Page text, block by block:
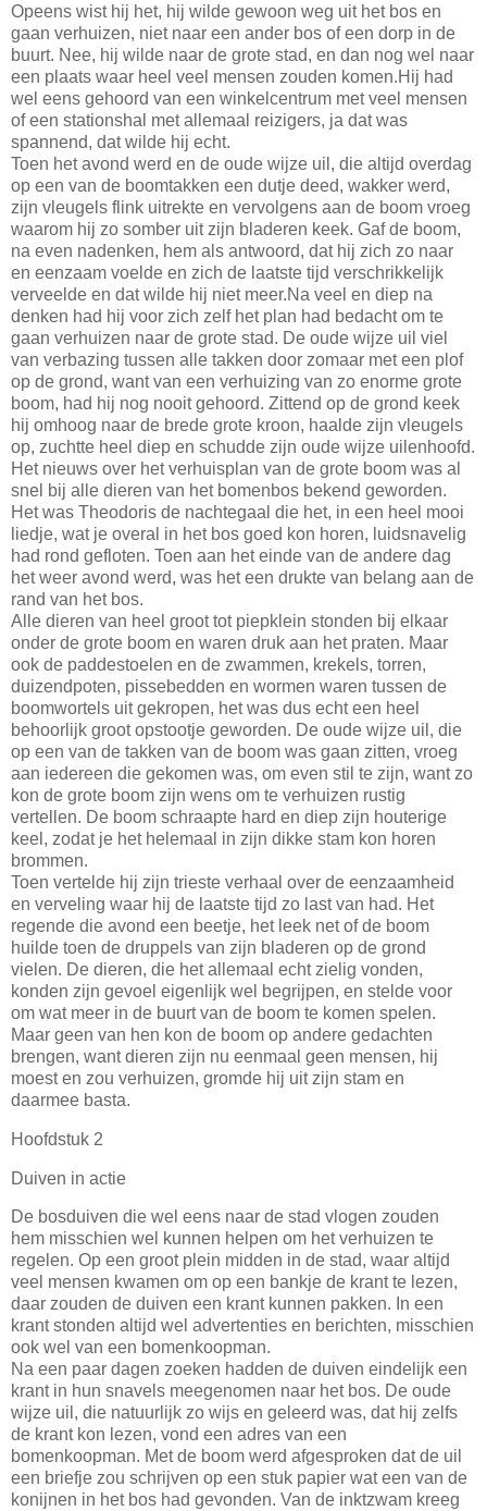
Opeens wist hij het, hij wilde gewoon weg uit het bos en
gaan verhuizen, niet naar een ander bos of een dorp in de
buurt. Nee, hij wilde naar de grote stad, en dan nog wel naar
een plaats waar heel veel mensen zouden komen.Hij had
wel eens gehoord van een winkelcentrum met veel mensen
of een stationshal met allemaal reizigers, ja dat was
spannend, dat wilde hij echt.
Toen het avond werd en de oude wijze uil, die altijd overdag
op een van de boomtakken een dutje deed, wakker werd,
zijn vleugels flink uitrekte en vervolgens aan de boom vroeg
waarom hij zo somber uit zijn bladeren keek. Gaf de boom,
na even nadenken, hem als antwoord, dat hij zich zo naar
en eenzaam voelde en zich de laatste tijd verschrikkelijk
verveelde en dat wilde hij niet meer.Na veel en diep na
denken had hij voor zich zelf het plan had bedacht om te
gaan verhuizen naar de grote stad. De oude wijze uil viel
van verbazing tussen alle takken door zomaar met een plof
op de grond, want van een verhuizing van zo enorme grote
boom, had hij nog nooit gehoord. Zittend op de grond keek
hij omhoog naar de brede grote kroon, haalde zijn vleugels
op, zuchtte heel diep en schudde zijn oude wijze uilenhoofd.
Het nieuws over het verhuisplan van de grote boom was al
snel bij alle dieren van het bomenbos bekend geworden.
Het was Theodoris de nachtegaal die het, in een heel mooi
liedje, wat je overal in het bos goed kon horen, luidsnavelig
had rond gefloten. Toen aan het einde van de andere dag
het weer avond werd, was het een drukte van belang aan de
rand van het bos.
Alle dieren van heel groot tot piepklein stonden bij elkaar
onder de grote boom en waren druk aan het praten. Maar
ook de paddestoelen en de zwammen, krekels, torren,
duizendpoten, pissebedden en wormen waren tussen de
boomwortels uit gekropen, het was dus echt een heel
behoorlijk groot opstootje geworden. De oude wijze uil, die
op een van de takken van de boom was gaan zitten, vroeg
aan iedereen die gekomen was, om even stil te zijn, want zo
kon de grote boom zijn wens om te verhuizen rustig
vertellen. De boom schraapte hard en diep zijn houterige
keel, zodat je het helemaal in zijn dikke stam kon horen
brommen.
Toen vertelde hij zijn trieste verhaal over de eenzaamheid
en verveling waar hij de laatste tijd zo last van had. Het
regende die avond een beetje, het leek net of de boom
huilde toen de druppels van zijn bladeren op de grond
vielen. De dieren, die het allemaal echt zielig vonden,
konden zijn gevoel eigenlijk wel begrijpen, en stelde voor
om wat meer in de buurt van de boom te komen spelen.
Maar geen van hen kon de boom op andere gedachten
brengen, want dieren zijn nu eenmaal geen mensen, hij
moest en zou verhuizen, gromde hij uit zijn stam en
daarmee basta.
Hoofdstuk 2
Duiven in actie
De bosduiven die wel eens naar de stad vlogen zouden
hem misschien wel kunnen helpen om het verhuizen te
regelen. Op een groot plein midden in de stad, waar altijd
veel mensen kwamen om op een bankje de krant te lezen,
daar zouden de duiven een krant kunnen pakken. In een
krant stonden altijd wel advertenties en berichten, misschien
ook wel van een bomenkoopman.
Na een paar dagen zoeken hadden de duiven eindelijk een
krant in hun snavels meegenomen naar het bos. De oude
wijze uil, die natuurlijk zo wijs en geleerd was, dat hij zelfs
de krant kon lezen, vond een adres van een
bomenkoopman. Met de boom werd afgesproken dat de uil
een briefje zou schrijven op een stuk papier wat een van de
konijnen in het bos had gevonden. Van de inktzwam kreeg